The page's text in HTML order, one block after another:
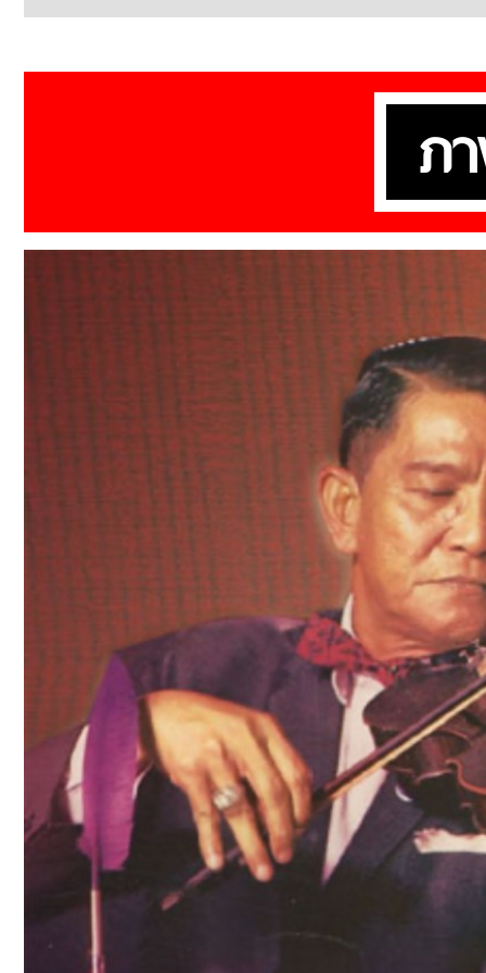
เปิดปฏิบัติการ “บา
เมืองแปดริ้ว
ภ